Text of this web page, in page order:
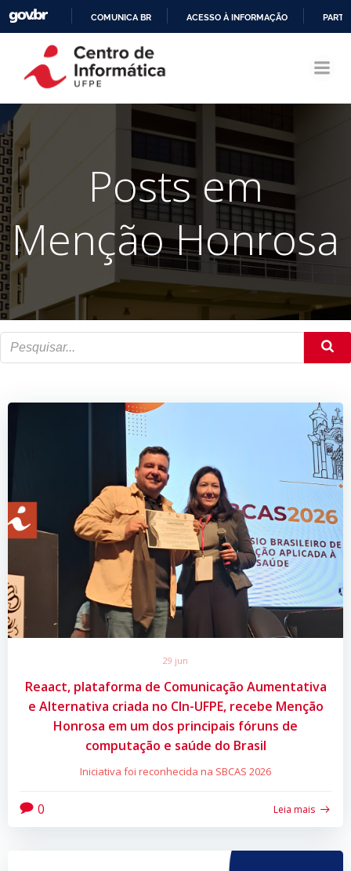
CONTEÚDO
COMUNICA BR ACESSO À INFORMAÇÃO
Posts em
Menção Honrosa
29 jun
Reaact, plataforma de Comunicação Aumentativa
e Alternativa criada no CIn-UFPE, recebe Menção
Honrosa em um dos principais fóruns de
computação e saúde do Brasil
Iniciativa foi reconhecida na SBCAS 2026
0 Leia mais